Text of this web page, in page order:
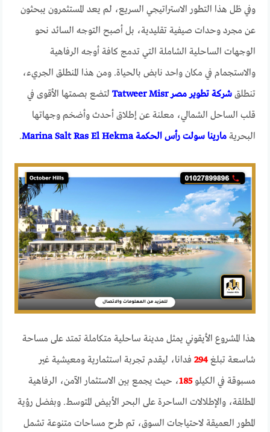
وفي ظل هذا التطور الاستراتيجي السريع، لم يعد المستثمرون يبحثون
عن مجرد وحدات صيفية تقليدية، بل أصبح التوجه السائد نحو
الوجهات الساحلية الشاملة التي تدمج كافة أوجه الرفاهية
والاستجمام في مكان واحد نابض بالحياة. ومن هذا المنطلق الجريء،
تنطلقشركة تطوير مصر Tatweer Misr
لتضع بصمتها الأقوى في
قلب الساحل الشمالي، معلنة عن إطلاق أحدث وأضخم وجهاتها
البحريةمارينا سولت رأس الحكمة Marina Salt Ras El Hekma .
هذا المشروع الأيقوني يمثل مدينة ساحلية متكاملة تمتد على مساحة
شاسعة تبلغ294 فدانا، ليقدم تجربة استثمارية ومعيشية غير
مسبوقة في الكيلو185، حيث يجمع بين الاستثمار الآمن، الرفاهية
المطلقة، والإطلالات الساحرة على البحر الأبيض المتوسط. وبفضل رؤية
المطور العميقة لاحتياجات السوق، تم طرح مساحات متنوعة تشمل